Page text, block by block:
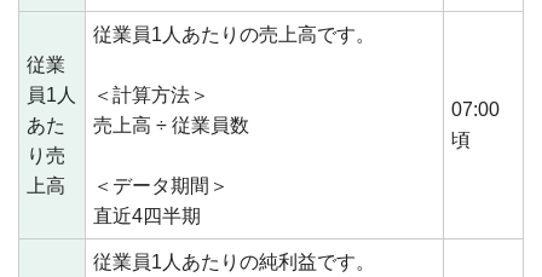
従業
員1人
あた
り売
上高
従業員1人あたりの売上高です。
＜計算方法＞
売上高 ÷ 従業員数
＜データ期間＞
直近4四半期
07:00
頃
従業員1人あたりの純利益です。